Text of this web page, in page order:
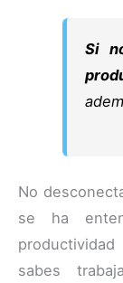
Si
No
se ha
sabes